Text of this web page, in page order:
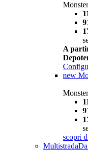
A
new
scopri
Multistrada